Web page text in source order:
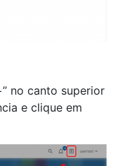
” no canto superior
e clique em